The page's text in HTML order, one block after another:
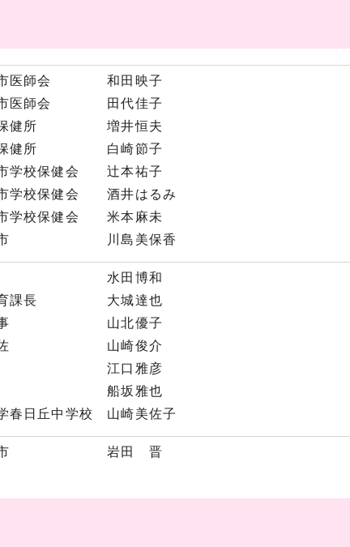
市医師会 和田映子
市医師会 田代佳子
保健所 増井恒夫
保健所 白崎節子
学校保健会 辻本祐子
学校保健会 酒井はるみ
学校保健会 米本麻未
市 川島美保香
長 水田博和
育課長 大城達也
主事 山北優子
補佐 山崎俊介
江口雅彦
船坂雅也
春日丘中学校 山崎美佐子
井市 岩田 晋